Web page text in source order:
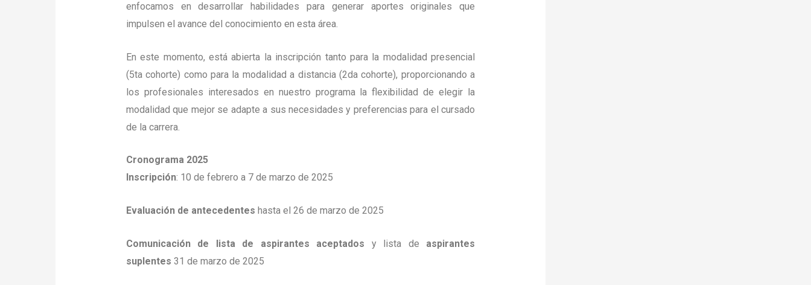
enfocamos en desarrollar habilidades para generar aportes originales que
impulsen el avance del conocimiento en esta área.
En este momento, está abierta la inscripción tanto para la modalidad presencial
(5ta cohorte) como para la modalidad a distancia (2da cohorte), proporcionando a
los profesionales interesados en nuestro programa la flexibilidad de elegir la
modalidad que mejor se adapte a sus necesidades y preferencias para el cursado
de la carrera.
Cronograma 2025
Inscripción: 10 de febrero a 7 de marzo de 2025
Evaluación de antecedentes hasta el 26 de marzo de 2025
Comunicación de lista de aspirantes aceptados y lista de aspirantes
suplentes 31 de marzo de 2025